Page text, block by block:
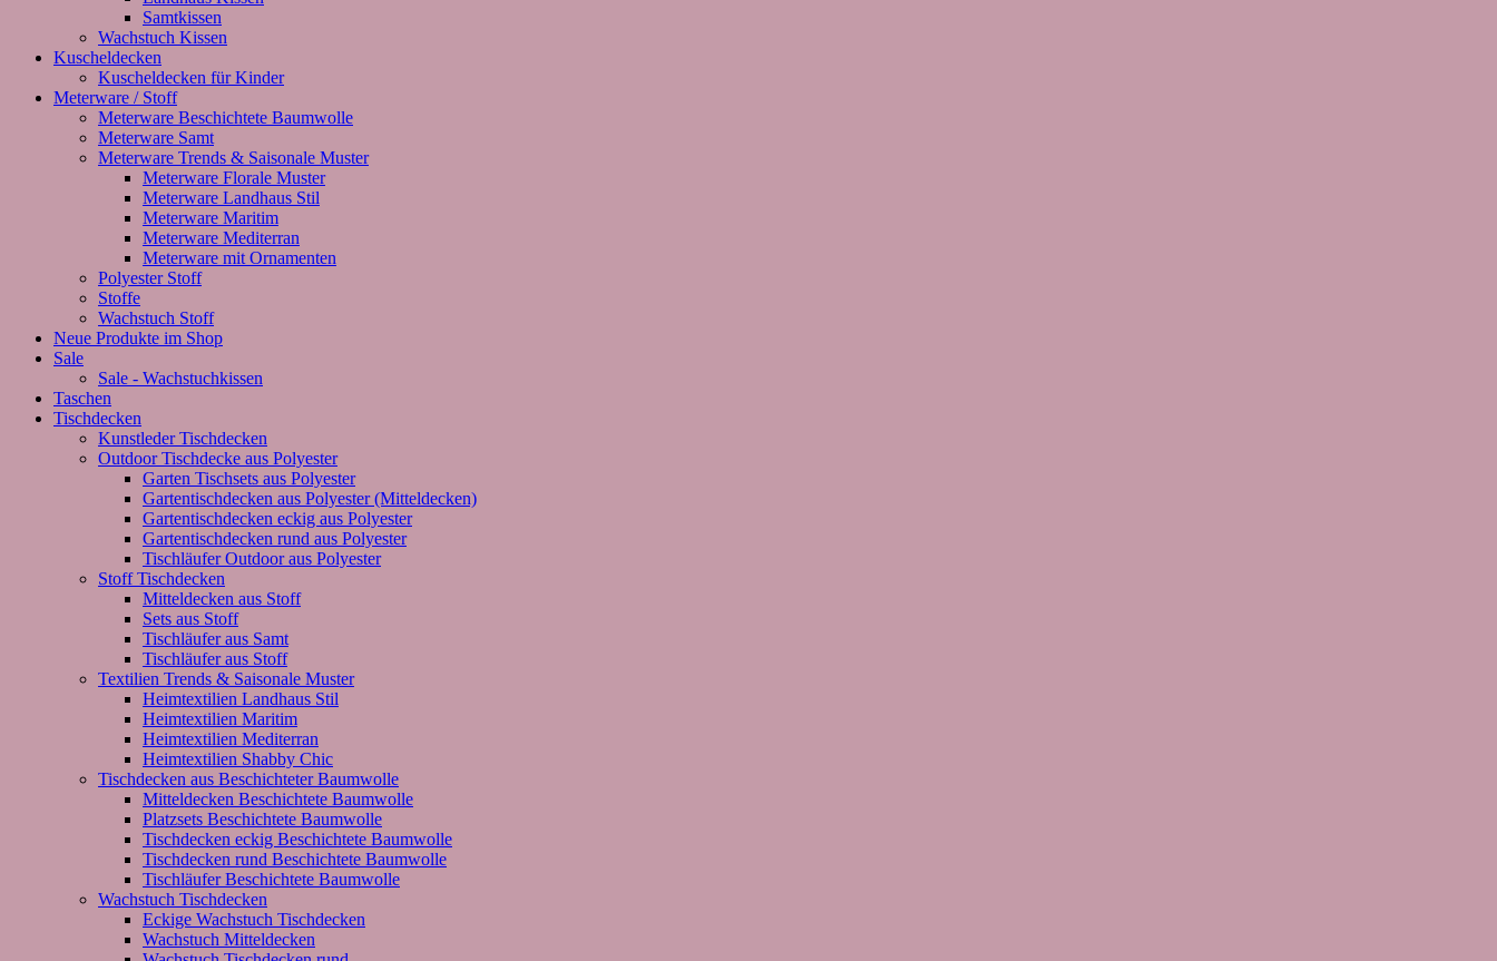
Samtkissen
Wachstuch Kissen
Kuscheldecken
Kuscheldecken für Kinder
Meterware / Stoff
Meterware Beschichtete Baumwolle
Meterware Samt
Meterware Trends & Saisonale Muster
Meterware Florale Muster
Meterware Landhaus Stil
Meterware Maritim
Meterware Mediterran
Meterware mit Ornamenten
Polyester Stoff
Stoffe
Wachstuch Stoff
Neue Produkte im Shop
Sale
Sale - Wachstuchkissen
Taschen
Tischdecken
Kunstleder Tischdecken
Outdoor Tischdecke aus Polyester
Garten Tischsets aus Polyester
Gartentischdecken aus Polyester (Mitteldecken)
Gartentischdecken eckig aus Polyester
Gartentischdecken rund aus Polyester
Tischläufer Outdoor aus Polyester
Stoff Tischdecken
Mitteldecken aus Stoff
Sets aus Stoff
Tischläufer aus Samt
Tischläufer aus Stoff
Textilien Trends & Saisonale Muster
Heimtextilien Landhaus Stil
Heimtextilien Maritim
Heimtextilien Mediterran
Heimtextilien Shabby Chic
Tischdecken aus Beschichteter Baumwolle
Mitteldecken Beschichtete Baumwolle
Platzsets Beschichtete Baumwolle
Tischdecken eckig Beschichtete Baumwolle
Tischdecken rund Beschichtete Baumwolle
Tischläufer Beschichtete Baumwolle
Wachstuch Tischdecken
Eckige Wachstuch Tischdecken
Wachstuch Mitteldecken